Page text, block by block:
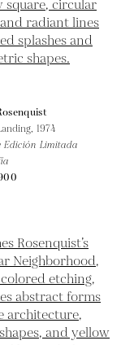
1974
Edición Limitada